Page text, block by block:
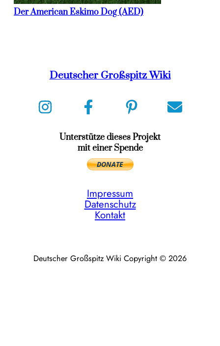
Der American Eskimo Dog (AED)
Deutscher Großspitz Wiki
Unterstütze dieses Projekt
mit einer Spende
Impressum
Datenschutz
Kontakt
Deutscher Großspitz Wiki Copyright © 2026